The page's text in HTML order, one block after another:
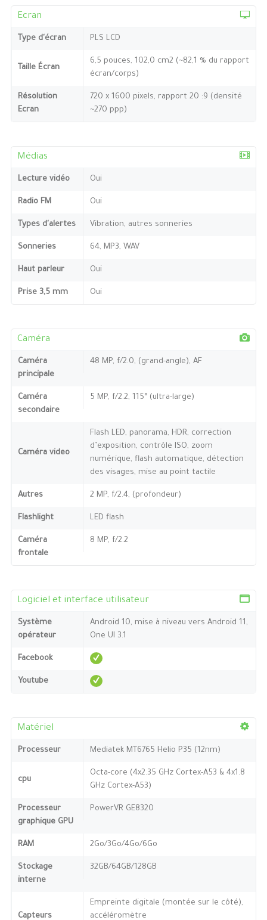
Ecran
Type d'écran PLS LCD
Taille Écran
6,5 pouces, 102,0 cm2 (~82,1 % du rapport
écran/corps)
Résolution
Ecran
720 x 1600 pixels, rapport 20 :9 (densité
~270 ppp)
Médias
Lecture vidéo Oui
Radio FM Oui
Types d'alertes Vibration, autres sonneries
Sonneries 64, MP3, WAV
Haut parleur Oui
Prise 3,5 mm Oui
Caméra
Caméra
principale
48 MP, f/2.0, (grand-angle), AF
Caméra
secondaire
5 MP, f/2.2, 115° (ultra-large)
Caméra video
Flash LED, panorama, HDR, correction
d’exposition, contrôle ISO, zoom
numérique, flash automatique, détection
des visages, mise au point tactile
Autres 2 MP, f/2.4, (profondeur)
Flashlight LED flash
Caméra
frontale
8 MP, f/2.2
Logiciel et interface utilisateur
Système
opérateur
Android 10, mise à niveau vers Android 11,
One UI 3.1
Facebook
Youtube
Matériel
Processeur Mediatek MT6765 Helio P35 (12nm)
cpu
Octa-core (4x2.35 GHz Cortex-A53 & 4x1.8
GHz Cortex-A53)
Processeur
graphique GPU
PowerVR GE8320
RAM 2Go/3Go/4Go/6Go
Stockage
interne
32GB/64GB/128GB
Capteurs
Empreinte digitale (montée sur le côté),
accéléromètre